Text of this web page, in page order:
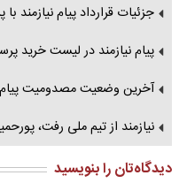
جزئیات قرارداد پیام
پیام نیازمند در لیست خرید
آخرین وضعیت مصدومیت پیام
نیازمند از تیم ملی رفت،
دیدگاه‌تان را بنویسید